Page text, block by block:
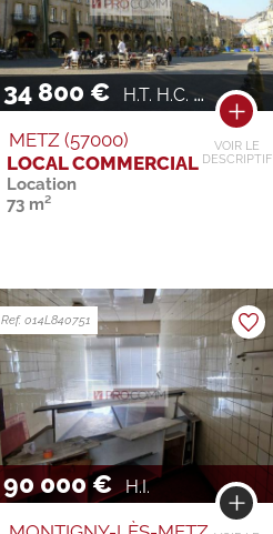
34 800 € H.T. H.C. / AN
VOIR LE
DESCRIPTIF
METZ (57000)
LOCAL COMMERCIAL
Location
73 m²
90 000 € H.I.
Ref. 014L840751